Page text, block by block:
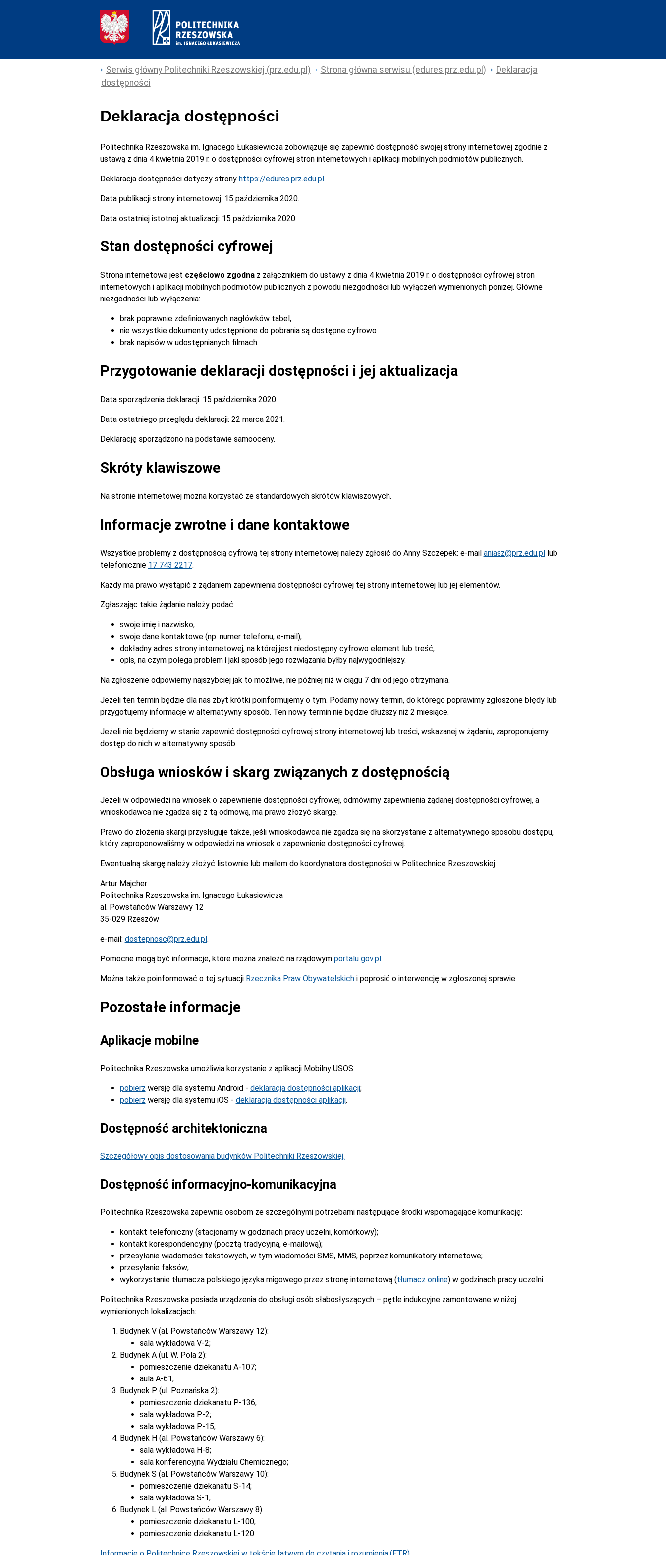
Serwis główny Politechniki Rzeszowskiej (prz.edu.pl) Strona główna serwisu (edures.prz.edu.pl)
Deklaracja
dostępności
Deklaracja dostępności
Politechnika Rzeszowska im. Ignacego Łukasiewiczazobowiązuje się zapewnić dostępność swojej strony internetowej zgodnie z
ustawą z dnia 4 kwietnia 2019 r. o dostępności cyfrowej stron internetowych i aplikacji mobilnych podmiotów publicznych.
Deklaracja dostępności dotyczy strony https://edures.prz.edu.pl.
Data publikacji strony internetowej: 15 października 2020.
Data ostatniej istotnej aktualizacji: 15 października 2020.
Stan dostępności cyfrowej
Strona internetowa jest częściowo zgodna z załącznikiem do ustawy z dnia 4 kwietnia 2019 r. o dostępności cyfrowej stron
internetowych i aplikacji mobilnych podmiotów publicznych z powodu niezgodności lub wyłączeń wymienionych poniżej. Główne
niezgodności lub wyłączenia:
brak poprawnie zdefiniowanych nagłówków tabel,
nie wszystkie dokumenty udostępnione do pobrania są dostępne cyfrowo
brak napisów w udostępnianych filmach.
Przygotowanie deklaracji dostępności i jej aktualizacja
Data sporządzenia deklaracji: 15 października 2020.
Data ostatniego przeglądu deklaracji: 22 marca 2021.
Deklarację sporządzono na podstawie samooceny.
Skróty klawiszowe
Na stronie internetowej można korzystać ze standardowych skrótów klawiszowych.
Informacje zwrotne i dane kontaktowe
Wszystkie problemy z dostępnością cyfrową tej strony internetowej należy zgłosić do Anny Szczepek: e-mail aniasz@prz.edu.pllub
telefonicznie 17 743 2217.
Każdy ma prawo wystąpić z żądaniem zapewnienia dostępności cyfrowej tej strony internetowej lub jej elementów.
Zgłaszając takie żądanie należy podać:
swoje imię i nazwisko,
swoje dane kontaktowe (np. numer telefonu, e-mail),
dokładny adres strony internetowej, na której jest niedostępny cyfrowo element lub treść,
opis, na czym polega problem i jaki sposób jego rozwiązania byłby najwygodniejszy.
Na zgłoszenie odpowiemy najszybciej jak to możliwe, nie później niż w ciągu 7 dni od jego otrzymania.
Jeżeli ten termin będzie dla nas zbyt krótki poinformujemy o tym. Podamy nowy termin, do którego poprawimy zgłoszone błędy lub
przygotujemy informacje w alternatywny sposób. Ten nowy termin nie będzie dłuższy niż 2 miesiące.
Jeżeli nie będziemy w stanie zapewnić dostępności cyfrowej strony internetowej lub treści, wskazanej w żądaniu, zaproponujemy
dostęp do nich w alternatywny sposób.
Obsługa wniosków i skarg związanych z dostępnością
Jeżeli w odpowiedzi na wniosek o zapewnienie dostępności cyfrowej, odmówimy zapewnienia żądanej dostępności cyfrowej, a
wnioskodawca nie zgadza się z tą odmową, ma prawo złożyć skargę.
Prawo do złożenia skargi przysługuje także, jeśli wnioskodawca nie zgadza się na skorzystanie z alternatywnego sposobu dostępu,
który zaproponowaliśmy w odpowiedzi na wniosek o zapewnienie dostępności cyfrowej.
Ewentualną skargę należy złożyć listownie lub mailem do koordynatora dostępności w Politechnice Rzeszowskiej:
Artur Majcher
Politechnika Rzeszowska im. Ignacego Łukasiewicza
al. Powstańców Warszawy 12
35-029 Rzeszów
e-mail: dostepnosc@prz.edu.pl .
Pomocne mogą być informacje, które można znaleźć na rządowym portalu gov.pl .
Można także poinformować o tej sytuacji Rzecznika Praw Obywatelskichi poprosić o interwencję w zgłoszonej sprawie.
Pozostałe informacje
Aplikacje mobilne
Politechnika Rzeszowska umożliwia korzystanie z aplikacji Mobilny USOS:
pobierz wersję dla systemu Android - deklaracja dostępności aplikacji;
pobierz wersję dla systemu iOS - deklaracja dostępności aplikacji.
Dostępność architektoniczna
Szczegółowy opis dostosowania budynków Politechniki Rzeszowskiej.
Dostępność informacyjno-komunikacyjna
Politechnika Rzeszowska zapewnia osobom ze szczególnymi potrzebami następujące środki wspomagające komunikację:
kontakt telefoniczny (stacjonarny w godzinach pracy uczelni, komórkowy);
kontakt korespondencyjny (pocztą tradycyjną, e-mailową);
przesyłanie wiadomości tekstowych, w tym wiadomości SMS, MMS, poprzez komunikatory internetowe;
przesyłanie faksów;
wykorzystanie tłumacza polskiego języka migowego przez stronę internetową (tłumacz online) w godzinach pracy uczelni.
Politechnika Rzeszowska posiada urządzenia do obsługi osób słabosłyszących – pętle indukcyjne zamontowane w niżej
wymienionych lokalizacjach:
Budynek V (al. Powstańców Warszawy 12):
sala wykładowa V-2;
Budynek A (ul. W. Pola 2):
pomieszczenie dziekanatu A-107;
aula A-61;
Budynek P (ul. Poznańska 2):
pomieszczenie dziekanatu P-136;
sala wykładowa P-2;
sala wykładowa P-15;
Budynek H (al. Powstańców Warszawy 6):
sala wykładowa H-8;
sala konferencyjna Wydziału Chemicznego;
Budynek S (al. Powstańców Warszawy 10):
pomieszczenie dziekanatu S-14;
sala wykładowa S-1;
Budynek L (al. Powstańców Warszawy 8):
pomieszczenie dziekanatu L-100;
pomieszczenie dziekanatu L-120.